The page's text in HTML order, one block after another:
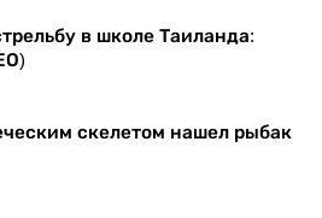
в школе Таиланда:
скелетом нашел рыбак